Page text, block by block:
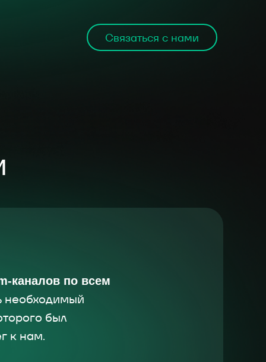
Связаться с нами
каналов по всем
необходимый
был
к нам.